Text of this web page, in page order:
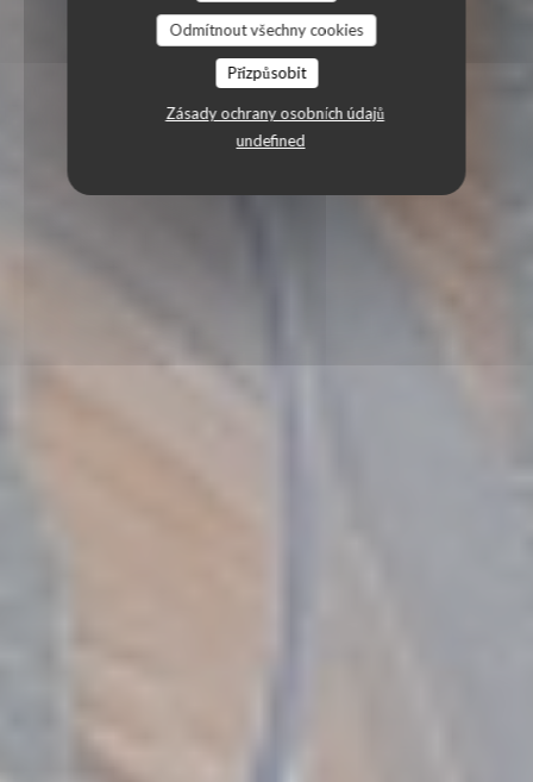
Odmítnout všechny cookies
Přizpůsobit
Zásady ochrany osobních údajů
undefined